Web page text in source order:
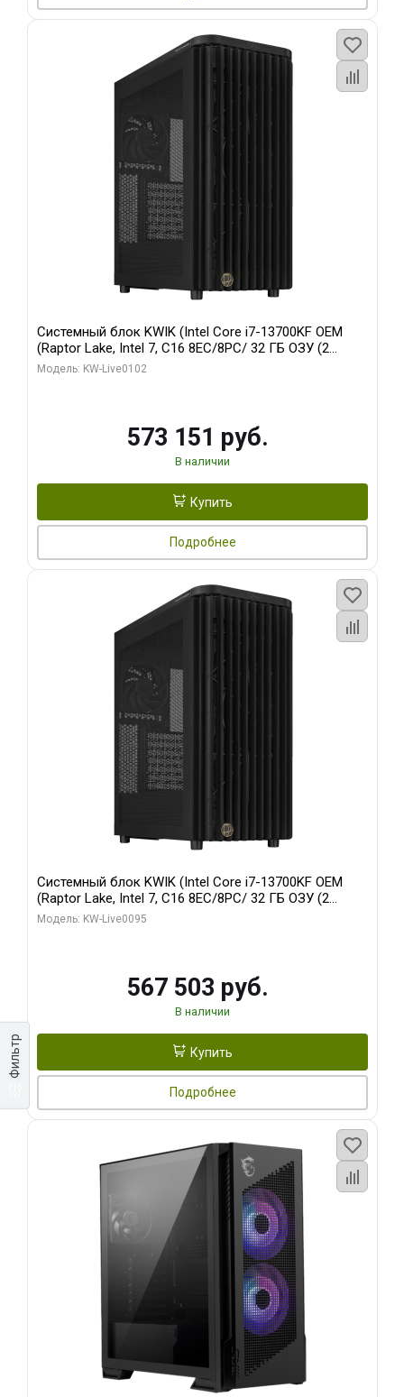
Фильтр
Системный блок KWIK (Intel Core i7-13700KF OEM
(Raptor Lake, Intel 7, C16 8EC/8PC/ 32 ГБ ОЗУ (2
модуля)/ Afox RTX4090 24GB GDDR6X 384-Bit 3xDP
Модель: KW-Live0102
573 151 руб.
В наличии
Купить
Подробнее
Системный блок KWIK (Intel Core i7-13700KF OEM
(Raptor Lake, Intel 7, C16 8EC/8PC/ 32 ГБ ОЗУ (2
модуля)/ Afox RTX4090 24GB GDDR6X 384-Bit 3xDP
Модель: KW-Live0095
567 503 руб.
В наличии
Купить
Подробнее